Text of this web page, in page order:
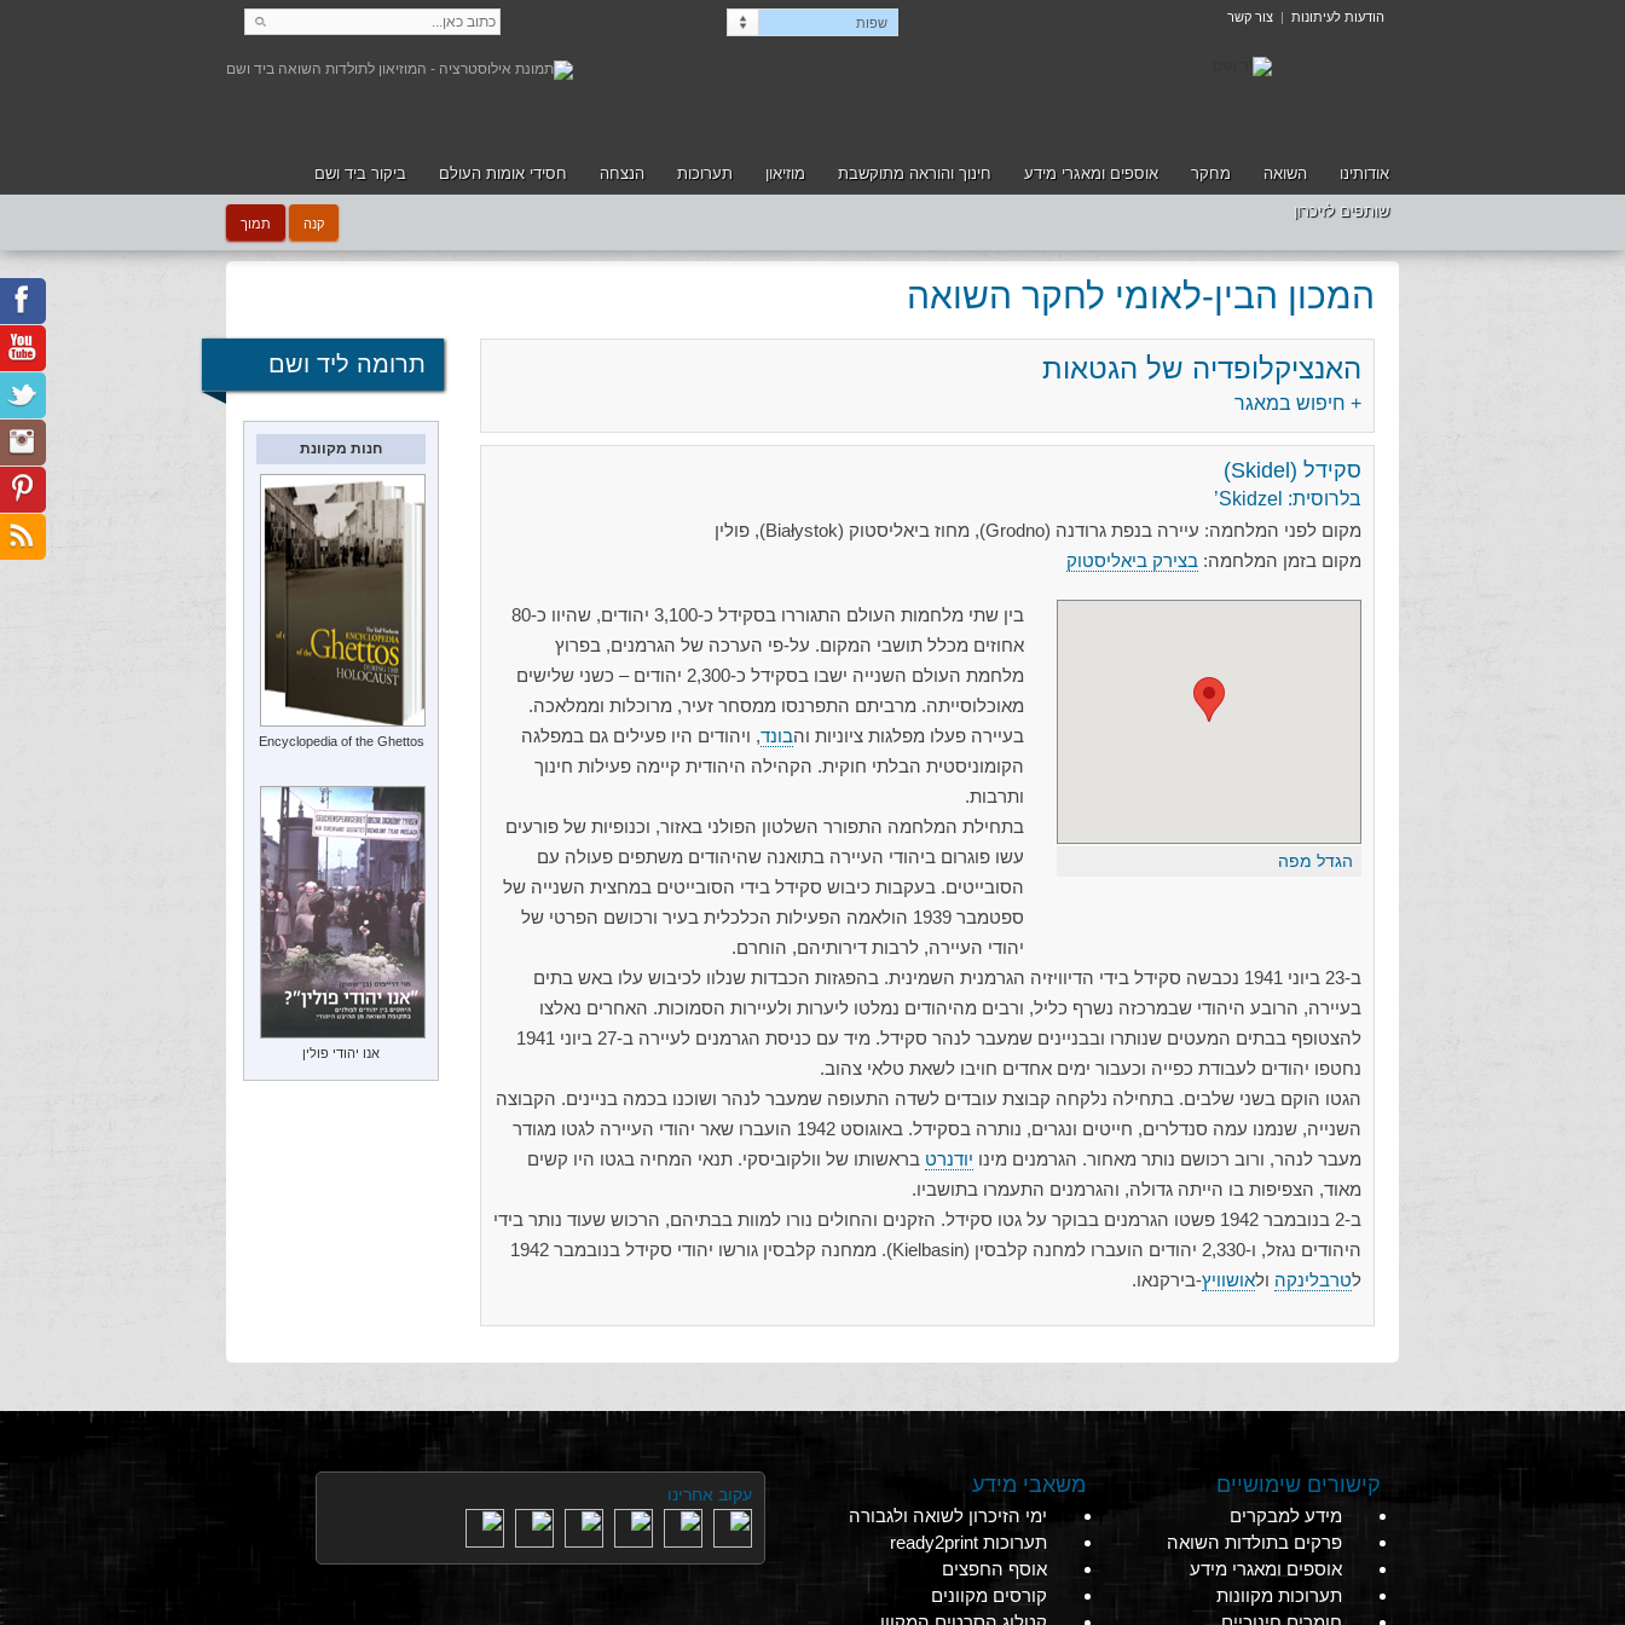
הודעות לעיתונות | צור קשר שפות
קנה תמוך
אודותינו השואה מחקר אוספים ומאגרי מידע חינוך והוראה מתוקשבת מוזיאון תערוכות הנצחה חסידי אומות העולם ביקור ביד ושם
שותפים לזיכרון
המכון הבין-לאומי לחקר השואה
האנציקלופדיה של הגטאות
+ חיפוש במאגר
סקידל (Skidel)
בלרוסית: Skidzel’
מקום לפני המלחמה: עיירה בנפת גרודנה (Grodno), מחוז ביאליסטוק (Białystok), פולין
מקום בזמן המלחמה: בצירק ביאליסטוק
הגדל מפה
בין שתי מלחמות העולם התגוררו בסקידל כ-3,100 יהודים, שהיוו כ-80
אחוזים מכלל תושבי המקום. על-פי הערכה של הגרמנים, בפרוץ
מלחמת העולם השנייה ישבו בסקידל כ-2,300 יהודים – כשני שלישים
מאוכלוסייתה. מרביתם התפרנסו ממסחר זעיר, מרוכלות וממלאכה.
בעיירה פעלו מפלגות ציוניות והבונד, ויהודים היו פעילים גם במפלגה
הקומוניסטית הבלתי חוקית. הקהילה היהודית קיימה פעילות חינוך
ותרבות.
בתחילת המלחמה התפורר השלטון הפולני באזור, וכנופיות של פורעים
עשו פוגרום ביהודי העיירה בתואנה שהיהודים משתפים פעולה עם
הסובייטים. בעקבות כיבוש סקידל בידי הסובייטים במחצית השנייה של
ספטמבר 1939 הולאמה הפעילות הכלכלית בעיר ורכושם הפרטי של
יהודי העיירה, לרבות דירותיהם, הוחרם.
ב-23 ביוני 1941 נכבשה סקידל בידי הדיוויזיה הגרמנית השמינית. בהפגזות הכבדות שנלוו לכיבוש עלו באש בתים
בעיירה, הרובע היהודי שבמרכזה נשרף כליל, ורבים מהיהודים נמלטו ליערות ולעיירות הסמוכות. האחרים נאלצו
להצטופף בבתים המעטים שנותרו ובבניינים שמעבר לנהר סקידל. מיד עם כניסת הגרמנים לעיירה ב-27 ביוני 1941
נחטפו יהודים לעבודת כפייה וכעבור ימים אחדים חויבו לשאת טלאי צהוב.
הגטו הוקם בשני שלבים. בתחילה נלקחה קבוצת עובדים לשדה התעופה שמעבר לנהר ושוכנו בכמה בניינים. הקבוצה
השנייה, שנמנו עמה סנדלרים, חייטים ונגרים, נותרה בסקידל. באוגוסט 1942 הועברו שאר יהודי העיירה לגטו מגודר
מעבר לנהר, ורוב רכושם נותר מאחור. הגרמנים מינו יודנרט בראשותו של וולקוביסקי. תנאי המחיה בגטו היו קשים
מאוד, הצפיפות בו הייתה גדולה, והגרמנים התעמרו בתושביו.
ב-2 בנובמבר 1942 פשטו הגרמנים בבוקר על גטו סקידל. הזקנים והחולים נורו למוות בבתיהם, הרכוש שעוד נותר בידי
היהודים נגזל, ו-2,330 יהודים הועברו למחנה קלבסין (Kielbasin). ממחנה קלבסין גורשו יהודי סקידל בנובמבר 1942
לטרבלינקה ולאושוויץ-בירקנאו.
תרומה ליד ושם
חנות מקוונת
Encyclopedia of the Ghettos
אנו יהודי פולין
קישורים שימושיים
מידע למבקרים
פרקים בתולדות השואה
אוספים ומאגרי מידע
תערוכות מקוונות
משאבי מידע
ימי הזיכרון לשואה ולגבורה
תערוכות ready2print
אוסף החפצים
קורסים מקוונים
עקוב אחרינו